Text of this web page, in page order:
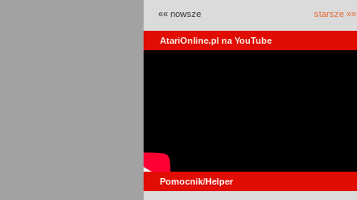
«« nowsze starsze »»
AtariOnline.pl na YouTube
Pomocnik/Helper